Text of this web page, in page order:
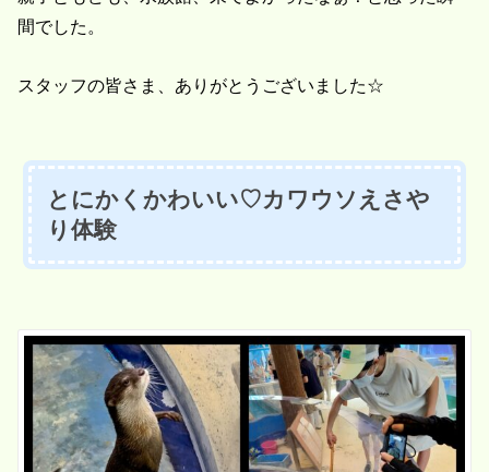
間でした。
スタッフの皆さま、ありがとうございました☆
とにかくかわいい♡カワウソえさや
り体験